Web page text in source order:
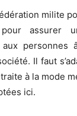
milite
pour assurer
aux personnes
Il faut
à la mode
ici.